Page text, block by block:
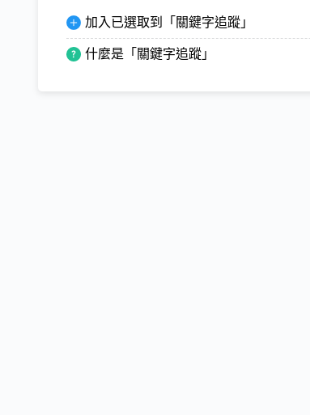
加入已選取到「關鍵字追蹤」
什麼是「關鍵字追蹤」